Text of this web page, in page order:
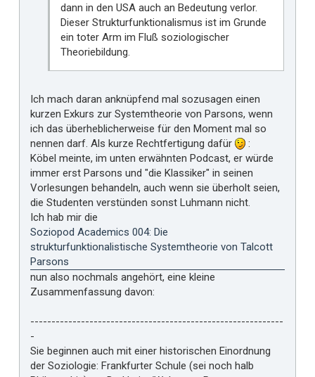
dann in den USA auch an Bedeutung verlor.
Dieser Strukturfunktionalismus ist im Grunde
ein toter Arm im Fluß soziologischer
Theoriebildung.
Ich mach daran anknüpfend mal sozusagen einen
kurzen Exkurs zur Systemtheorie von Parsons, wenn
ich das überheblicherweise für den Moment mal so
nennen darf. Als kurze Rechtfertigung dafür
:
Köbel meinte, im unten erwähnten Podcast, er würde
immer erst Parsons und "die Klassiker" in seinen
Vorlesungen behandeln, auch wenn sie überholt seien,
die Studenten verstünden sonst Luhmann nicht.
Ich hab mir die
Soziopod Academics 004: Die
strukturfunktionalistische Systemtheorie von Talcott
Parsons
nun also nochmals angehört, eine kleine
Zusammenfassung davon:
------------------------------------------------------------
-
Sie beginnen auch mit einer historischen Einordnung
der Soziologie: Frankfurter Schule (sei noch halb